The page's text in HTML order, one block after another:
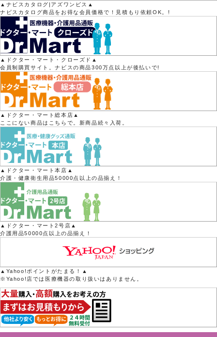
▲ナビスカタログ|アズワンビス▲
ナビスカタログ商品をお得な会員価格で！見積もり依頼OK。!
▲ドクター・マート・クローズド▲
会員制購買サイト。ナビスの商品300万点以上が後払いで!
▲ドクター・マート総本店▲
ここにない商品はこちらで。新商品続々入荷。
▲ドクター・マート本店▲
介護・健康衛生用品50000点以上の品揃え！
▲ドクター・マート2号店▲
介護用品50000点以上の品揃え！
▲Yahoo!ポイントがたまる！▲
※Yahoo!店では医療機器の取り扱いはありません。